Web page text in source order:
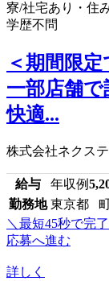
寮/社宅あり・住
学歴不問
＜期間限
一部店舗で
快適...
株式会社ネクス
給与 年収例
勤務地 東京都
＼最短45秒で完
応募へ進む
詳しく